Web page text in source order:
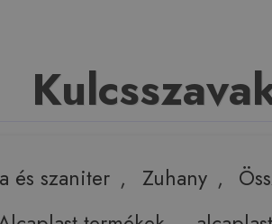
és szaniter , Zuhany ,